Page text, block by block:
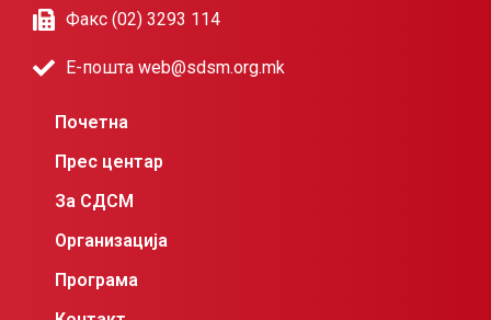
Факс (02) 3293 114
Е-пошта web@sdsm.org.mk
Почетна
Прес центар
За СДСМ
Организација
Програма